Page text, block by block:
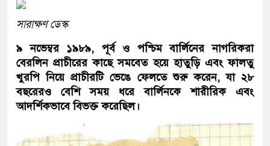
সারাক্ষণ ডেস্ক
৯ নভেম্বর ১৯৮৯, পূর্ব ও পশ্চিম বার্লিনের নাগরিকরা
বেরলিন প্রাচীরের কাছে সমবেত হয়ে হাতুড়ি এবং ফালতু
খুরপি নিয়ে প্রাচীরটি ভেঙে ফেলতে শুরু করেন, যা ২৮
বছরেরও বেশি সময় ধরে বার্লিনকে শারীরিক এবং
আদর্শিকভাবে বিভক্ত করেছিল।